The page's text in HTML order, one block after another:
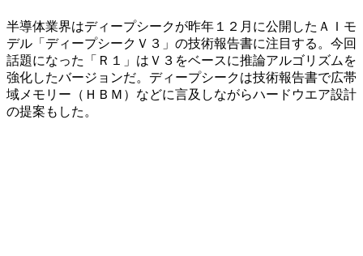
半導体業界はディープシークが昨年１２月に公開したＡＩモ
デル「ディープシークＶ３」の技術報告書に注目する。今回
話題になった「Ｒ１」はＶ３をベースに推論アルゴリズムを
強化したバージョンだ。ディープシークは技術報告書で広帯
域メモリー（ＨＢＭ）などに言及しながらハードウエア設計
の提案もした。